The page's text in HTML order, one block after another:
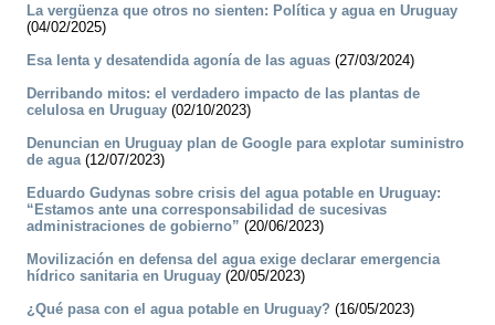
La vergüenza que otros no sienten: Política y agua en Uruguay
(04/02/2025)
Esa lenta y desatendida agonía de las aguas (27/03/2024)
Derribando mitos: el verdadero impacto de las plantas de
celulosa en Uruguay (02/10/2023)
Denuncian en Uruguay plan de Google para explotar suministro
de agua(12/07/2023)
Eduardo Gudynas sobre crisis del agua potable en Uruguay:
“Estamos ante una corresponsabilidad de sucesivas
administraciones de gobierno” (20/06/2023)
Movilización en defensa del agua exige declarar emergencia
hídrico sanitaria en Uruguay (20/05/2023)
¿Qué pasa con el agua potable en Uruguay? (16/05/2023)